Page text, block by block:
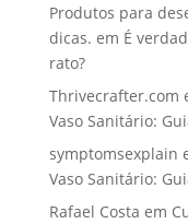
Produtos para
dicas. em É
rato?
Thrivecrafter.com
Vaso Sanitário:
symptomsexplain
Vaso Sanitário:
Rafael Costa em